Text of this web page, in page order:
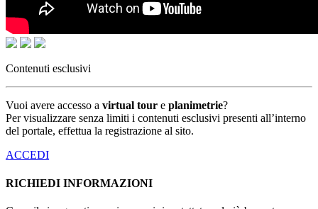
Contenuti esclusivi
Vuoi avere accesso a virtual tour e planimetrie?
Per visualizzare senza limiti i contenuti esclusivi presenti all’interno
del portale, effettua la registrazione al sito.
ACCEDI
RICHIEDI INFORMAZIONI